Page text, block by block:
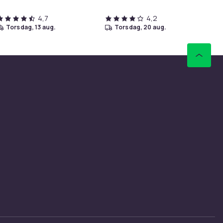
4,7
torsdag, 13 aug.
4,2
torsdag, 20 aug.